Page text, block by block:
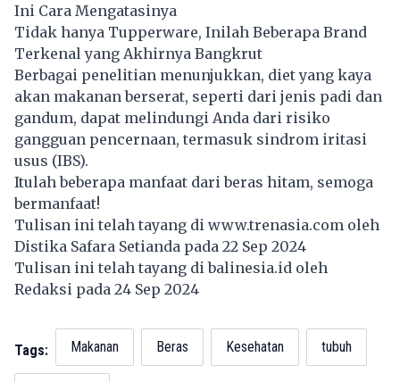
Ini Cara Mengatasinya
Tidak hanya Tupperware, Inilah Beberapa Brand
Terkenal yang Akhirnya Bangkrut
Berbagai penelitian menunjukkan, diet yang kaya
akan makanan berserat, seperti dari jenis padi dan
gandum, dapat melindungi Anda dari risiko
gangguan pencernaan, termasuk sindrom iritasi
usus (IBS).
Itulah beberapa manfaat dari beras hitam, semoga
bermanfaat!
Tulisan ini telah tayang di www.trenasia.com oleh
Distika Safara Setianda pada 22 Sep 2024
Tulisan ini telah tayang dibalinesia.id oleh
Redaksi pada 24 Sep 2024
Tags: Makanan Beras Kesehatan tubuh